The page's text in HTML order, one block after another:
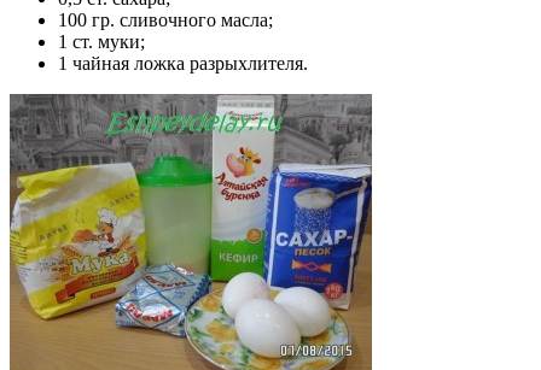
100 гр. сливочного масла;
1 ст. муки;
1 чайная ложка разрыхлителя.